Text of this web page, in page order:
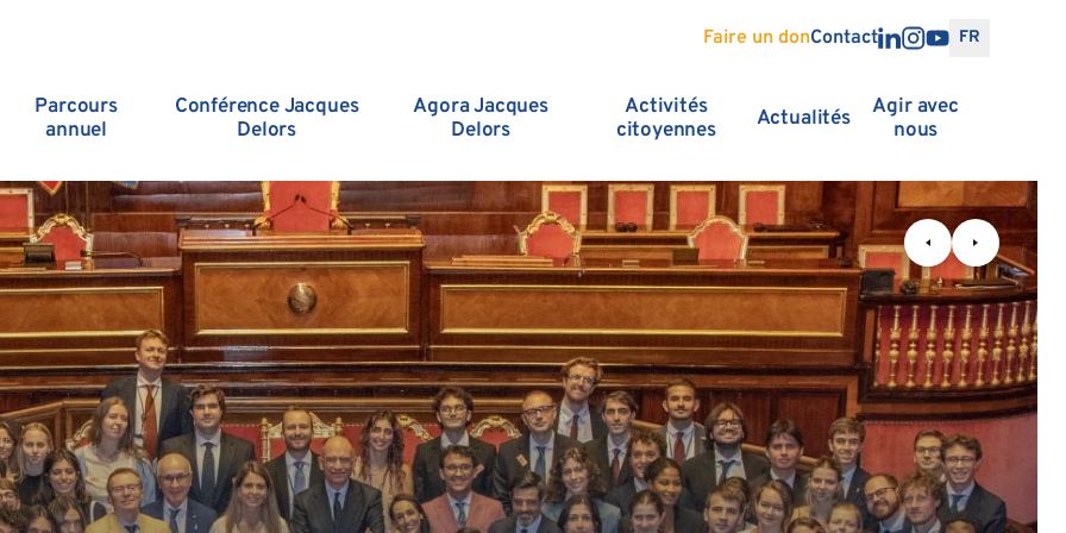
Faire un donContact FR
Parcours
annuel
Conférence Jacques
Delors
Agora Jacques
Delors
Activités
citoyennes
Actualités
Agir avec
nous